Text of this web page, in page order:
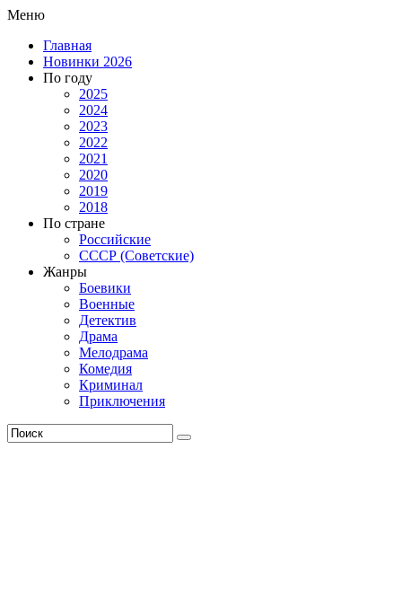
Меню
Главная
Новинки 2026
По году
2025
2024
2023
2022
2021
2020
2019
2018
По стране
Российские
СССР (Советские)
Жанры
Боевики
Военные
Детектив
Драма
Мелодрама
Комедия
Криминал
Приключения